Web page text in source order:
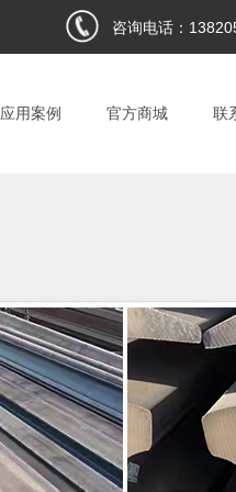
咨询电话：
应用案例 官方商城 联